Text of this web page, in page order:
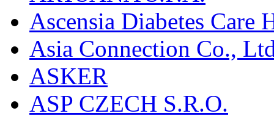
Ascensia Diabetes Care
Asia Connection Co.,
ASKER
ASP CZECH S.R.O.